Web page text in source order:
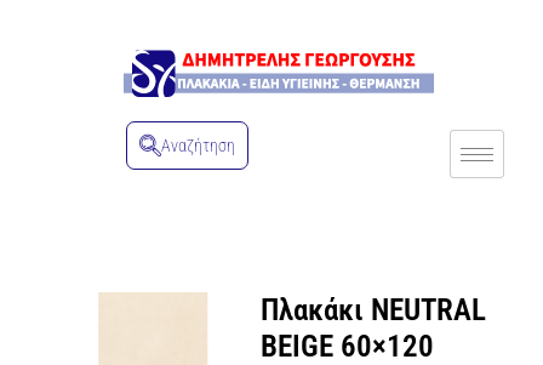
Αναζήτηση
Πλακάκι NEUTRAL
BEIGE 60×120